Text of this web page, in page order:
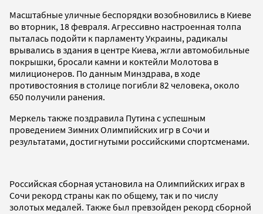
Масштабные уличные беспорядки возобновились в Киеве
во вторник, 18 февраля. Агрессивно настроенная толпа
пыталась подойти к парламенту Украины, радикалы
врывались в здания в центре Киева, жгли автомобильные
покрышки, бросали камни и коктейли Молотова в
милиционеров. По данным Минздрава, в ходе
противостояния в столице погибли 82 человека, около
650 получили ранения.
Меркель также поздравила Путина с успешным
проведением Зимних Олимпийских игр в Сочи и
результатами, достигнутыми российскими спортсменами.
Российская сборная установила на Олимпийских играх в
Сочи рекорд страны как по общему, так и по числу
золотых медалей. Также был превзойден рекорд сборной